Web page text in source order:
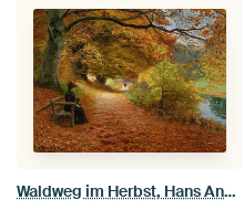
Waldweg im Herbst, Hans Andersen Brendekilde